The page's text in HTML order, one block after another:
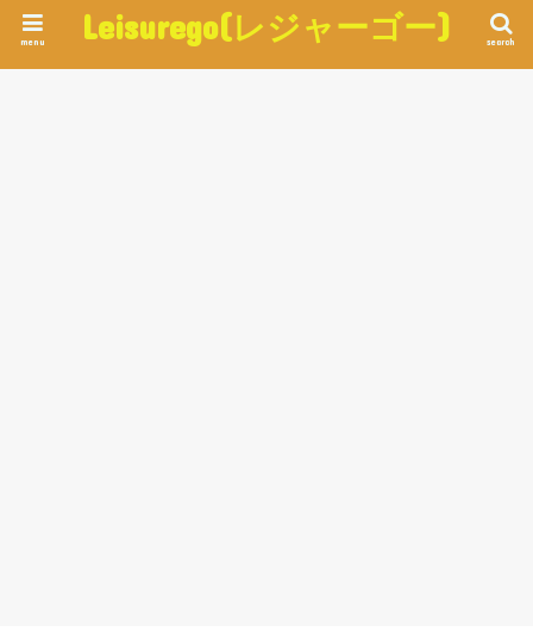
Leisurego(レジャーゴー) search
menu